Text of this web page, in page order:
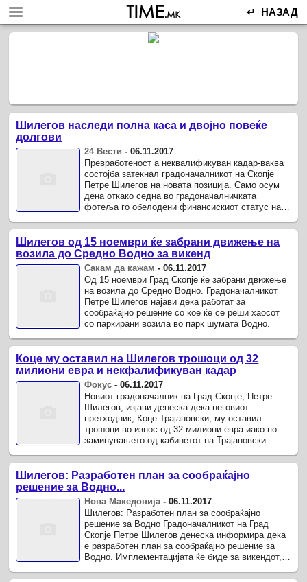
↵ НАЗАД
Шилегов наследи полна каса и двојно повеќе
долгови
24 Вести -06.11.2017
Превработеност а неквалификуван кадар-ваква
состојба затекнал градоначалникот на Скопје
Петре Шилегов на новата позиција. Само осум
дена откако седна во градоначалничката
фотеља го обелодени финансискиот статус на
Шилегов од 15 ноември ќе забрани движење на
возила до Средно Водно за викенд
Сакам да кажам -06.11.2017
Од 15 ноември Град Скопје ќе забрани движење
на возила до Средно Водно. Градоначалникот
Петре Шилегов најави дека работат за
сообраќајно решение со кое ќе се реши хаосот
со паркирани возила во парк шумата Водно.
Коце му оставил на Шилегов трошоци од 32
милиони евра и некфалификуван кадар
Фокус -06.11.2017
Новиот градоначалник на Град Скопје, Петре
Шилегов, изјави денеска дека неговиот
претходник, Коце Трајановски, му оставил
трошоци во износ од 32 милиони евра иако по
заминувањето од кабинетот на Трајановски
Шилегов: Разработен план за сообраќајно
решение за Водно...
Нова Македонија-06.11.2017
Шилегов: Разработен план за сообраќајно
решение за Водно Градоначалникот на Град
Скопје Петре Шилегов денеска информира дека
е разработен план за сообраќајно решение за
Водно. Имплементацијата ќе биде за викендот,